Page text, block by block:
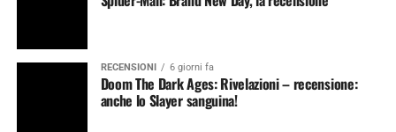
RECENSIONI 6 giorni fa
Doom The Dark Ages: Rivelazioni – recensione:
anche lo Slayer sanguina!